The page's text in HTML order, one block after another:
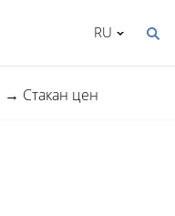
RU
→ Стакан цен